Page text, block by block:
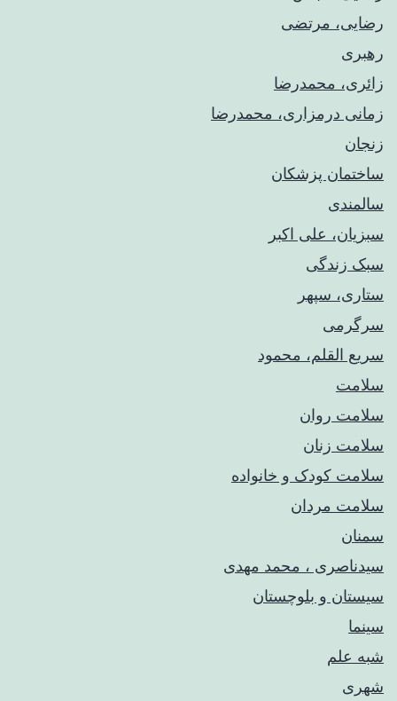
رضایی، مرتضی
رهبری
زائری، محمدرضا
زمانی درمزاری، محمدرضا
زنجان
ساختمان پزشکان
سالمندی
سبزیان، علی اکبر
سبک زندگی
ستاری، سپهر
سرگرمی
سریع القلم، محمود
سلامت
سلامت روان
سلامت زنان
سلامت کودک‌ و خانواده
سلامت مردان
سمنان
سیدناصری ، محمد مهدی
سیستان و بلوچستان
سینما
شبه علم
شهری